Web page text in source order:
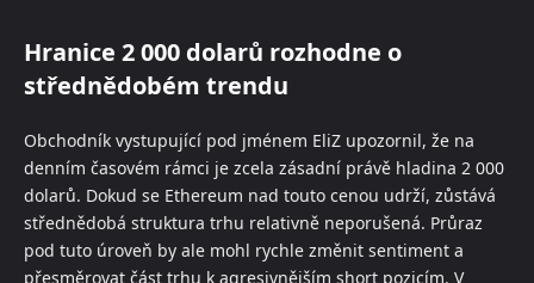
Hranice 2 000 dolarů rozhodne o
střednědobém trendu
Obchodník vystupující pod jménem EliZ upozornil, že na
denním časovém rámci je zcela zásadní právě hladina 2 000
dolarů. Dokud se Ethereum nad touto cenou udrží, zůstává
střednědobá struktura trhu relativně neporušená. Průraz
pod tuto úroveň by ale mohl rychle změnit sentiment a
přesměrovat část trhu k agresivnějším short pozicím. V